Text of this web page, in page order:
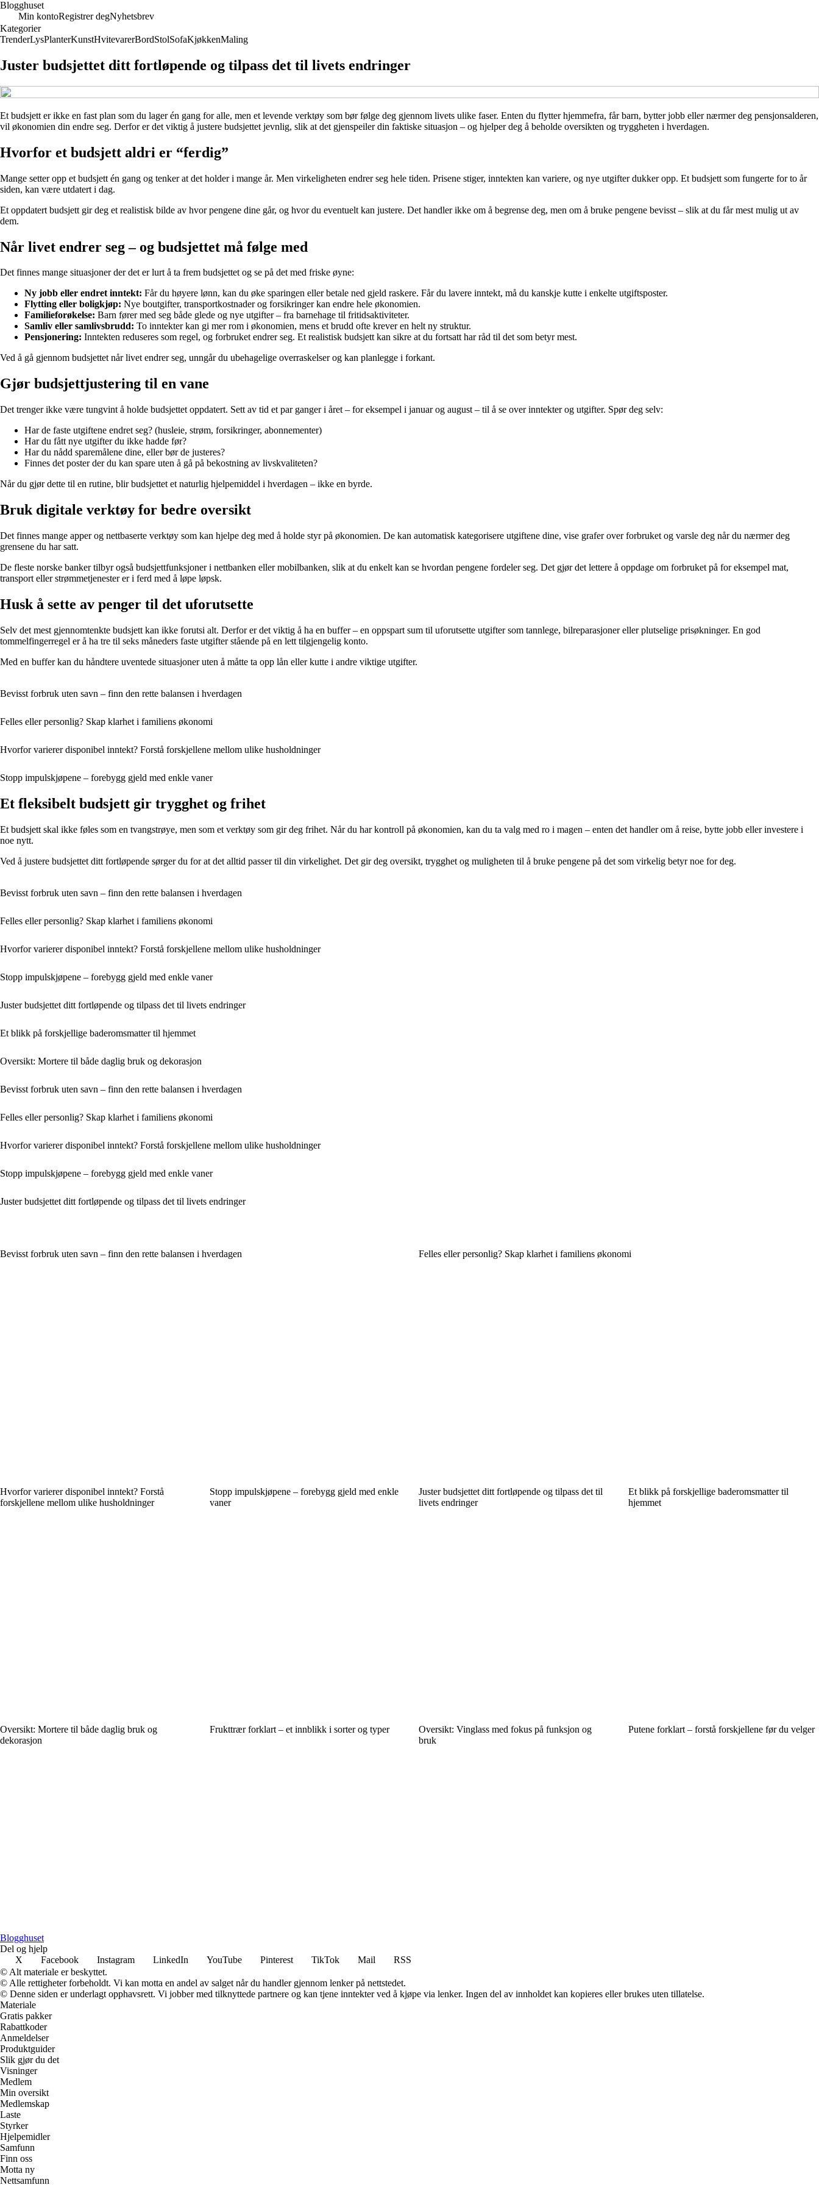
Blogghuset
Min kontoRegistrer degNyhetsbrev
Kategorier
TrenderLysPlanterKunstHvitevarerBordStolSofaKjøkkenMaling
Juster budsjettet ditt fortløpende og tilpass det til livets endringer
Et budsjett er ikke en fast plan som du lager én gang for alle, men et levende verktøy som bør følge deg gjennom livets ulike faser. Enten du flytter hjemmefra, får barn, bytter jobb eller nærmer deg pensjonsalderen,
vil økonomien din endre seg. Derfor er det viktig å justere budsjettet jevnlig, slik at det gjenspeiler din faktiske situasjon – og hjelper deg å beholde oversikten og tryggheten i hverdagen.
Hvorfor et budsjett aldri er “ferdig”
Mange setter opp et budsjett én gang og tenker at det holder i mange år. Men virkeligheten endrer seg hele tiden. Prisene stiger, inntekten kan variere, og nye utgifter dukker opp. Et budsjett som fungerte for to år
siden, kan være utdatert i dag.
Et oppdatert budsjett gir deg et realistisk bilde av hvor pengene dine går, og hvor du eventuelt kan justere. Det handler ikke om å begrense deg, men om å bruke pengene bevisst – slik at du får mest mulig ut av
dem.
Når livet endrer seg – og budsjettet må følge med
Det finnes mange situasjoner der det er lurt å ta frem budsjettet og se på det med friske øyne:
Ny jobb eller endret inntekt: Får du høyere lønn, kan du øke sparingen eller betale ned gjeld raskere. Får du lavere inntekt, må du kanskje kutte i enkelte utgiftsposter.
Flytting eller boligkjøp: Nye boutgifter, transportkostnader og forsikringer kan endre hele økonomien.
Familieforøkelse: Barn fører med seg både glede og nye utgifter – fra barnehage til fritidsaktiviteter.
Samliv eller samlivsbrudd: To inntekter kan gi mer rom i økonomien, mens et brudd ofte krever en helt ny struktur.
Pensjonering: Inntekten reduseres som regel, og forbruket endrer seg. Et realistisk budsjett kan sikre at du fortsatt har råd til det som betyr mest.
Ved å gå gjennom budsjettet når livet endrer seg, unngår du ubehagelige overraskelser og kan planlegge i forkant.
Gjør budsjettjustering til en vane
Det trenger ikke være tungvint å holde budsjettet oppdatert. Sett av tid et par ganger i året – for eksempel i januar og august – til å se over inntekter og utgifter. Spør deg selv:
Har de faste utgiftene endret seg? (husleie, strøm, forsikringer, abonnementer)
Har du fått nye utgifter du ikke hadde før?
Har du nådd sparemålene dine, eller bør de justeres?
Finnes det poster der du kan spare uten å gå på bekostning av livskvaliteten?
Når du gjør dette til en rutine, blir budsjettet et naturlig hjelpemiddel i hverdagen – ikke en byrde.
Bruk digitale verktøy for bedre oversikt
Det finnes mange apper og nettbaserte verktøy som kan hjelpe deg med å holde styr på økonomien. De kan automatisk kategorisere utgiftene dine, vise grafer over forbruket og varsle deg når du nærmer deg
grensene du har satt.
De fleste norske banker tilbyr også budsjettfunksjoner i nettbanken eller mobilbanken, slik at du enkelt kan se hvordan pengene fordeler seg. Det gjør det lettere å oppdage om forbruket på for eksempel mat,
transport eller strømmetjenester er i ferd med å løpe løpsk.
Husk å sette av penger til det uforutsette
Selv det mest gjennomtenkte budsjett kan ikke forutsi alt. Derfor er det viktig å ha en buffer – en oppspart sum til uforutsette utgifter som tannlege, bilreparasjoner eller plutselige prisøkninger. En god
tommelfingerregel er å ha tre til seks måneders faste utgifter stående på en lett tilgjengelig konto.
Med en buffer kan du håndtere uventede situasjoner uten å måtte ta opp lån eller kutte i andre viktige utgifter.
Bevisst forbruk uten savn – finn den rette balansen i hverdagen
Felles eller personlig? Skap klarhet i familiens økonomi
Hvorfor varierer disponibel inntekt? Forstå forskjellene mellom ulike husholdninger
Stopp impulskjøpene – forebygg gjeld med enkle vaner
Et fleksibelt budsjett gir trygghet og frihet
Et budsjett skal ikke føles som en tvangstrøye, men som et verktøy som gir deg frihet. Når du har kontroll på økonomien, kan du ta valg med ro i magen – enten det handler om å reise, bytte jobb eller investere i
noe nytt.
Ved å justere budsjettet ditt fortløpende sørger du for at det alltid passer til din virkelighet. Det gir deg oversikt, trygghet og muligheten til å bruke pengene på det som virkelig betyr noe for deg.
Bevisst forbruk uten savn – finn den rette balansen i hverdagen
Felles eller personlig? Skap klarhet i familiens økonomi
Hvorfor varierer disponibel inntekt? Forstå forskjellene mellom ulike husholdninger
Stopp impulskjøpene – forebygg gjeld med enkle vaner
Juster budsjettet ditt fortløpende og tilpass det til livets endringer
Et blikk på forskjellige baderomsmatter til hjemmet
Oversikt: Mortere til både daglig bruk og dekorasjon
Bevisst forbruk uten savn – finn den rette balansen i hverdagen
Felles eller personlig? Skap klarhet i familiens økonomi
Hvorfor varierer disponibel inntekt? Forstå forskjellene mellom ulike husholdninger
Stopp impulskjøpene – forebygg gjeld med enkle vaner
Juster budsjettet ditt fortløpende og tilpass det til livets endringer
Bevisst forbruk uten savn – finn den rette balansen i hverdagen Felles eller personlig? Skap klarhet i familiens økonomi
Hvorfor varierer disponibel inntekt? Forstå
forskjellene mellom ulike husholdninger
Stopp impulskjøpene – forebygg gjeld med enkle
vaner
Juster budsjettet ditt fortløpende og tilpass det til
livets endringer
Et blikk på forskjellige baderomsmatter til
hjemmet
Oversikt: Mortere til både daglig bruk og
dekorasjon
Frukttrær forklart – et innblikk i sorter og typer
Oversikt: Vinglass med fokus på funksjon og
bruk
Putene forklart – forstå forskjellene før du velger
Blogghuset
Del og hjelp
X
Facebook Instagram LinkedIn YouTube Pinterest TikTok Mail
RSS
© Alt materiale er beskyttet.
© Alle rettigheter forbeholdt. Vi kan motta en andel av salget når du handler gjennom lenker på nettstedet.
© Denne siden er underlagt opphavsrett. Vi jobber med tilknyttede partnere og kan tjene inntekter ved å kjøpe via lenker. Ingen del av innholdet kan kopieres eller brukes uten tillatelse.
Materiale
Gratis pakker
Rabattkoder
Anmeldelser
Produktguider
Slik gjør du det
Visninger
Medlem
Min oversikt
Medlemskap
Laste
Styrker
Hjelpemidler
Samfunn
Finn oss
Motta ny
Nettsamfunn